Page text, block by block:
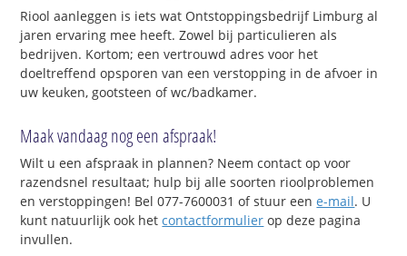
Riool aanleggen is iets wat Ontstoppingsbedrijf Limburg al
jaren ervaring mee heeft. Zowel bij particulieren als
bedrijven. Kortom; een vertrouwd adres voor het
doeltreffend opsporen van een verstopping in de afvoer in
uw keuken, gootsteen of wc/badkamer.
Maak vandaag nog een afspraak!
Wilt u een afspraak in plannen? Neem contact op voor
razendsnel resultaat; hulp bij alle soorten rioolproblemen
en verstoppingen! Bel 077-7600031 of stuur eene-mail. U
kunt natuurlijk ook hetcontactformulier op deze pagina
invullen.